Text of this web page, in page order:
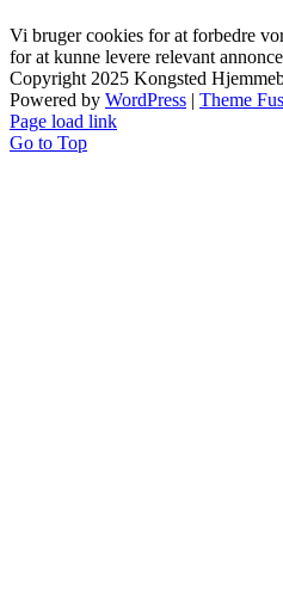
Vi bruger cookies for at forbedre
for at kunne levere relevant
Copyright 2025 Kongsted
Powered by WordPress | Theme
Page load link
Go to Top